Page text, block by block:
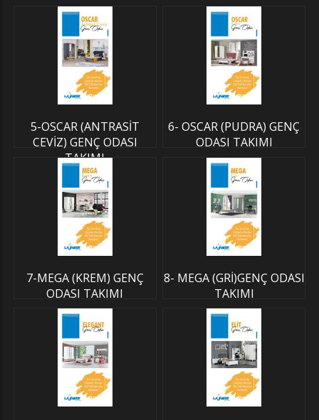
5-OSCAR (ANTRASİT
CEVİZ) GENÇ ODASI
TAKIMI
6- OSCAR (PUDRA) GENÇ
ODASI TAKIMI
7-MEGA (KREM) GENÇ
ODASI TAKIMI
8- MEGA (GRİ)GENÇ ODASI
TAKIMI